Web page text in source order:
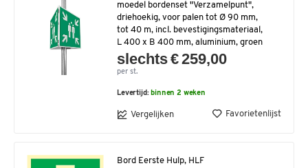
moedel bordenset "Verzamelpunt",
driehoekig, voor palen tot Ø 90 mm,
tot 40 m, incl. bevestigingsmateriaal,
L 400 x B 400 mm, aluminium, groen
slechts € 259,00
per st.
Levertijd: binnen 2 weken
Vergelijken Favorietenlijst
Bord Eerste Hulp, HLF